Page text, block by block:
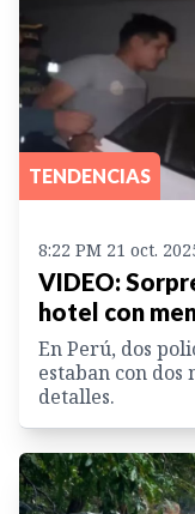
TENDENCIAS
8:22 PM 21 oct.
VIDEO:
hotel con
En Perú, dos
estaban con dos
detalles.